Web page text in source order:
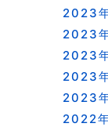
2023
2023
2023
2023
2023
2022